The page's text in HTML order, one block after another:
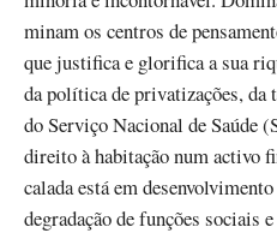
minam os centros de
que justifica e glorifica a sua
da política de privatizações, da
do Serviço Nacional de Saúde
direito à habitação num activo
calada está em
degradação de funções sociais